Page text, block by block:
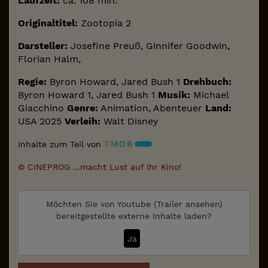
Originaltitel: Zootopia 2
Darsteller: Josefine Preuß, Ginnifer Goodwin,
Florian Halm,
Regie: Byron Howard, Jared Bush 1 Drehbuch:
Byron Howard 1, Jared Bush 1 Musik: Michael
Giacchino Genre: Animation, Abenteuer Land:
USA 2025 Verleih: Walt Disney
Inhalte zum Teil von
© CINEPROG ...macht Lust auf Ihr Kino!
Möchten Sie von Youtube (Trailer ansehen)
bereitgestellte externe Inhalte laden?
Ja